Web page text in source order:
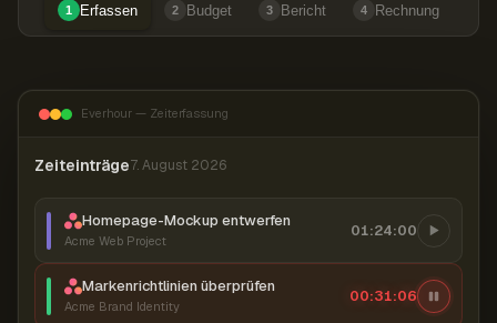
1 Erfassen 2 Budget 3 Bericht 4 Rechnung
Everhour — Zeiterfassung
Zeiteinträge7. August 2026
Homepage-Mockup entwerfen
Acme Web Project
01:24:00
Markenrichtlinien überprüfen
Acme Brand Identity
00:31:07